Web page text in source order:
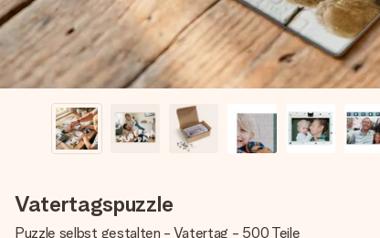
Vatertagspuzzle
Puzzle selbst gestalten - Vatertag - 500 Teile